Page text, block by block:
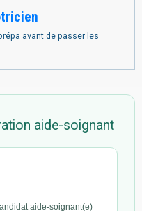
avant de passer les
aide-soignant
aide-soignant(e)